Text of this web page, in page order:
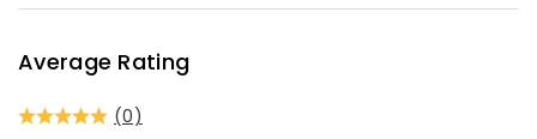
Average Rating
(0)